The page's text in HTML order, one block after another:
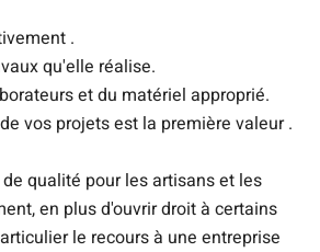
.
qu'elle réalise.
et du matériel approprié.
vos projets est la première valeur .
qualité pour les artisans et les
en plus d'ouvrir droit à certains
le recours à une entreprise